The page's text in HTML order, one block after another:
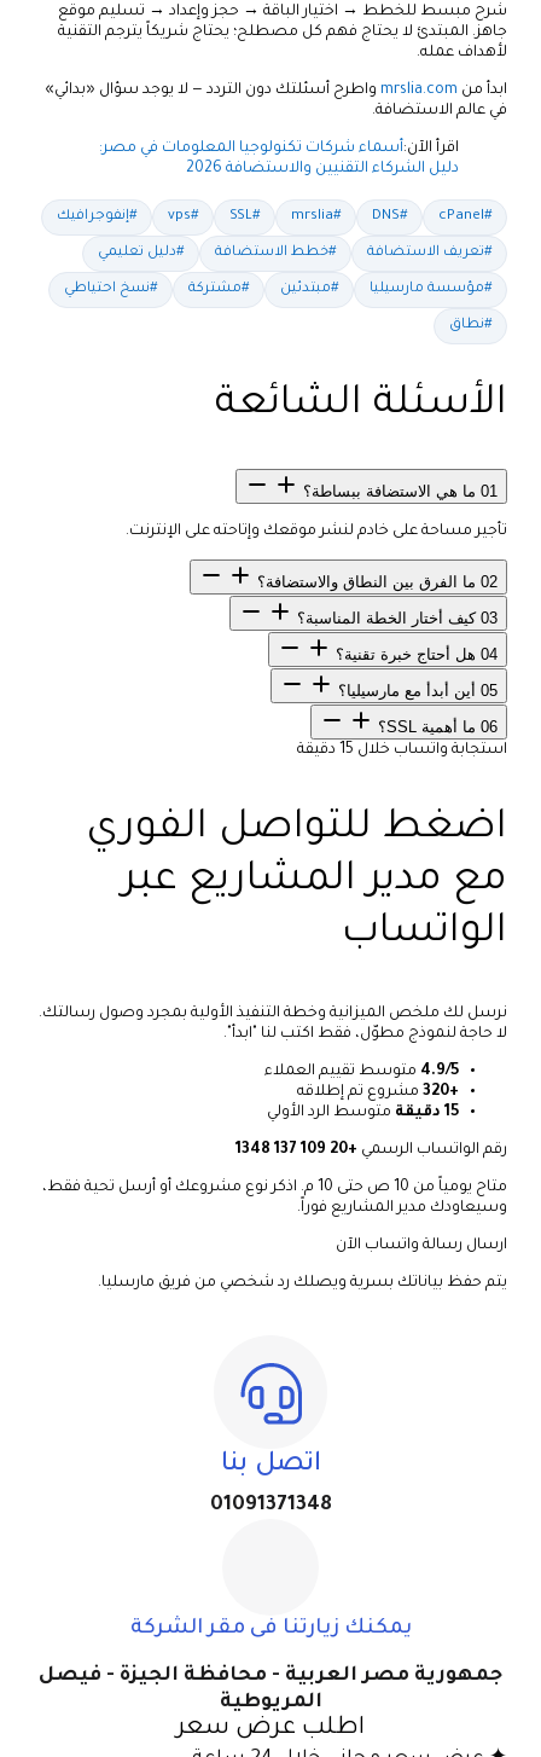
شرح مبسط للخطط → اختيار الباقة → حجز وإعداد → تسليم موقع
جاهز. المبتدئ لا يحتاج فهم كل مصطلح؛ يحتاج شريكاً يترجم التقنية
لأهداف عمله.
ابدأ من mrslia.com واطرح أسئلتك دون التردد — لا يوجد سؤال «بدائي»
في عالم الاستضافة.
اقرأ الآن:أسماء شركات تكنولوجيا المعلومات في مصر:
دليل الشركاء التقنيين والاستضافة 2026
#cPanel
#DNS
#mrslia
#SSL
#vps #إنفوجرافيك
#تعريف الاستضافة #خطط الاستضافة #دليل تعليمي
#مؤسسة مارسيليا #مبتدئين #مشتركة #نسخ احتياطي
#نطاق
الأسئلة الشائعة
01 ما هي الاستضافة ببساطة؟
تأجير مساحة على خادم لنشر موقعك وإتاحته على الإنترنت.
02 ما الفرق بين النطاق والاستضافة؟
03 كيف أختار الخطة المناسبة؟
04 هل أحتاج خبرة تقنية؟
05 أين أبدأ مع مارسيليا؟
06 ما أهمية SSL؟
استجابة واتساب خلال 15 دقيقة
اضغط للتواصل الفوري
مع مدير المشاريع عبر
الواتساب
نرسل لك ملخص الميزانية وخطة التنفيذ الأولية بمجرد وصول رسالتك.
لا حاجة لنموذج مطوّل، فقط اكتب لنا "ابدأ".
4.9/5 متوسط تقييم العملاء
+320
مشروع تم إطلاقه
15 دقيقة
متوسط الرد الأولي
رقم الواتساب الرسمي +20 109 137 1348
متاح يومياً من 10 ص حتى 10 م. اذكر نوع مشروعك أو أرسل تحية فقط،
وسيعاودك مدير المشاريع فوراً.
ارسال رسالة واتساب الآن
يتم حفظ بياناتك بسرية ويصلك رد شخصي من فريق مارسليا.
اتصل بنا
01091371348
يمكنك زيارتنا فى مقر الشركة
جمهورية مصر العربية - محافظة الجيزة - فيصل
المريوطية
اطلب عرض سعر